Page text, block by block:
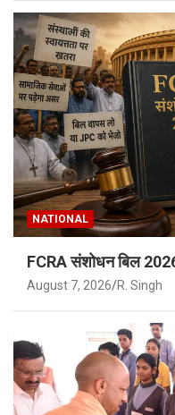
NATIONAL
FCRA संशोधन बिल 2026
August 7, 2026 R. Singh